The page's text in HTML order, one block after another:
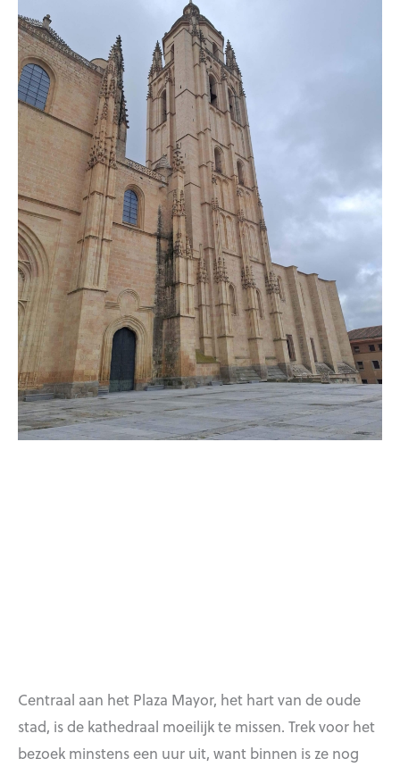
Centraal aan het Plaza Mayor, het hart van de oude
stad, is de kathedraal moeilijk te missen. Trek voor het
bezoek minstens een uur uit, want binnen is ze nog